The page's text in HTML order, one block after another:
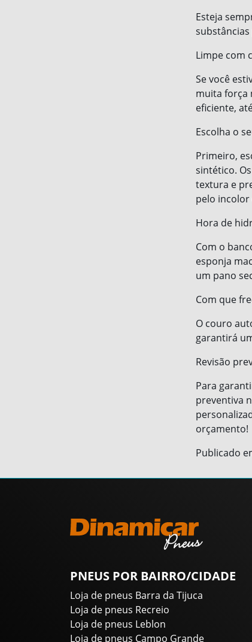
Esteja
Limpe com
Se você
muita força
eficiente,
Escolha o
Primeiro,
sintético.
textura e
pelo incolor
Hora de
Com o
esponja
um pano
Com que
O couro
garantirá
Revisão
Para
preventiva
orçamento!
Publicado
PNEUS POR BAIRRO/CIDADE
Loja de pneus Barra da Tijuca
Loja de pneus Recreio
Loja de pneus Leblon
Loja de pneus Campo Grande